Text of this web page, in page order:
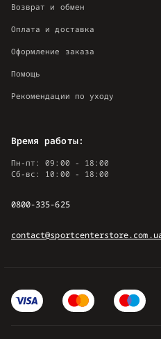
Возврат и обмен
Оплата и доставка
Оформление заказа
Помощь
Рекомендации по уходу
Время работы:
Пн-пт: 09:00 - 18:00
Сб-вс: 10:00 - 18:00
0800-335-625